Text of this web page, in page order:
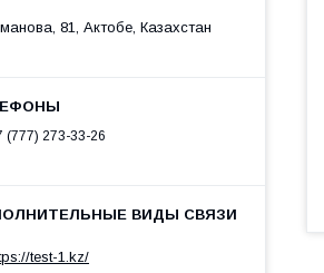
81, Актобе, Казахстан
(777) 273-33-26
test-1.kz/